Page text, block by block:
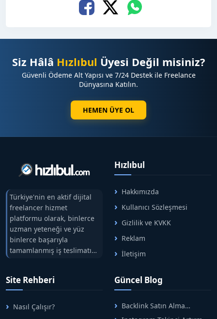
Siz Hâlâ Hızlıbul Üyesi Değil misiniz?
Güvenli Ödeme Alt Yapısı ve 7/24 Destek ile Freelance
Dünyasına Katılın.
HEMEN ÜYE OL
Türkiye'nin en aktif dijital
freelancer hizmet
platformu olarak, binlerce
uzman yeteneği ve yüz
binlerce başarıyla
tamamlanmış iş teslimatını
tek çatıda buluşturuyoruz.
arasındaki süreci risksiz
alışveriş sistemi ile koruyan
ticaretin güvenli
adreslerinden birisidir.
Hızlıbul
Hakkımızda
Kullanıcı Sözleşmesi
Gizlilik ve KVKK
Reklam
İletişim
Site Rehberi
Nasıl Çalışır?
Güncel Blog
Backlink Satın Alma
Rehberi: Güvenli SEO İçin